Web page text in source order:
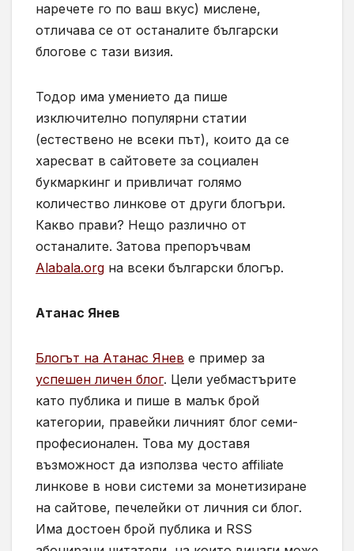
наречете го по ваш вкус) мислене,
отличава се от останалите български
блогове с тази визия.
Тодор има умението да пише
изключително популярни статии
(естествено не всеки път), които да се
харесват в сайтовете за социален
букмаркинг и привличат голямо
количество линкове от други блогъри.
Какво прави? Нещо различно от
останалите. Затова препоръчвам
Alabala.org на всеки български блогър.
Атанас Янев
Блогът на Атанас Янев е пример за
успешен личен блог. Цели уебмастърите
като публика и пише в малък брой
категории, правейки личният блог семи-
професионален. Това му доставя
възможност да използва често affiliate
линкове в нови системи за монетизиране
на сайтове, печелейки от личния си блог.
Има достоен брой публика и RSS